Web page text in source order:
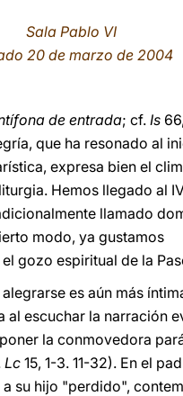
Sala Pablo VI
20 de marzo de 2004
de entrada; cf. Is
que ha resonado al
expresa bien el
Hemos llegado al
llamado
modo, ya gustamos
gozo espiritual de la
es aún más
al escuchar la narración
la conmovedora
Lc 15, 1-3. 11-32). En el
su hijo "perdido",